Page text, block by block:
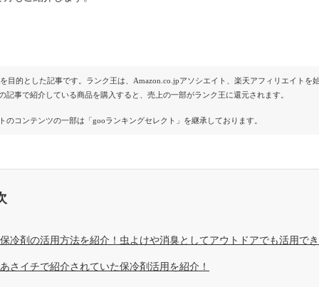
目的とした記事です。ランク王は、Amazon.co.jpアソシエイト、楽天アフィリエイト
記事で紹介している商品を購入すると、売上の一部がランク王に還元されます。
のコンテンツの一部は「gooランキングセレクト」を継承しております。
保冷剤の活用方法を紹介！虫よけや消臭としてアウトドアでも活用で
あさイチで紹介されていた保冷剤活用を紹介！